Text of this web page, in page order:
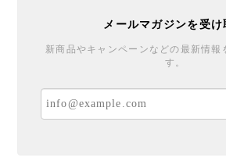
メールマガジンを受け
新商品やキャンペーンなどの最新情報
す。